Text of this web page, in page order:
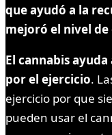
que ayudó a la
mejoró el nivel
El cannabis
por el ejercicio.
ejercicio por que
pueden usar el